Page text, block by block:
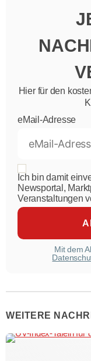
Hier für den
eMail-Adresse
Ich bin damit
Newsportal,
Veranstaltungen
Mit dem
WEITERE